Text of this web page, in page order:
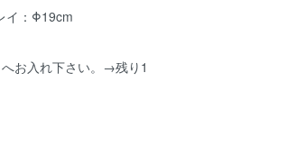
イ：Φ19cm
へお入れ下さい。→残り1